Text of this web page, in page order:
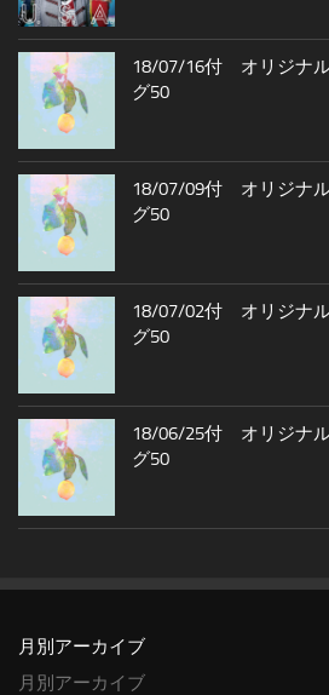
18/07/16付 オリジナ
グ50
18/07/09付 オリジナ
グ50
18/07/02付 オリジナ
グ50
18/06/25付 オリジナ
グ50
月別アーカイブ
月別アーカイブ